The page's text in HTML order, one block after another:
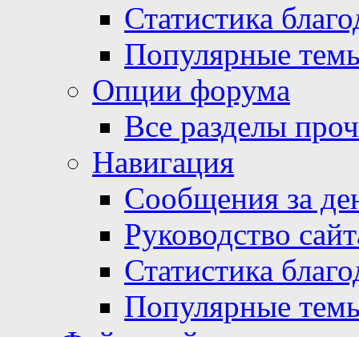
Статистика
Популярные
Опции форума
Все разделы
Навигация
Сообщения за
Руководство
Статистика
Популярные